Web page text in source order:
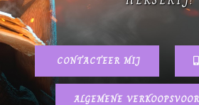
CONTACTEER MIJ
ALGEMENE